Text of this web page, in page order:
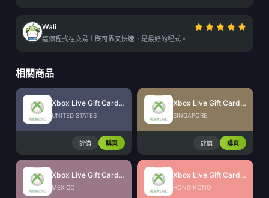
Wali
這個程式在交易上既可靠又快速，是最好的程式。
相關商品
Xbox Live Gift Card (US)
UNITED STATES
評價 購買
Xbox Live Gift Card (SG)
SINGAPORE
評價 購買
Xbox Live Gift Card (MX)
MEXICO
Xbox Live Gift Card (HK)
HONG KONG